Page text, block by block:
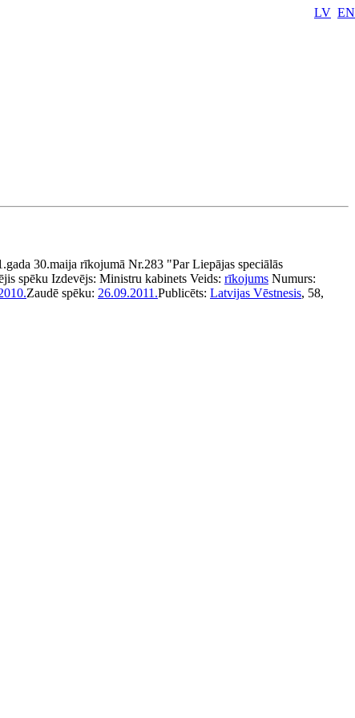
LV EN
30.maija rīkojumā Nr.283 "Par Liepājas speciālās
spēku Izdevējs: Ministru kabinets Veids: rīkojums Numurs:
Zaudē spēku: 26.09.2011.Publicēts: Latvijas Vēstnesis, 58,